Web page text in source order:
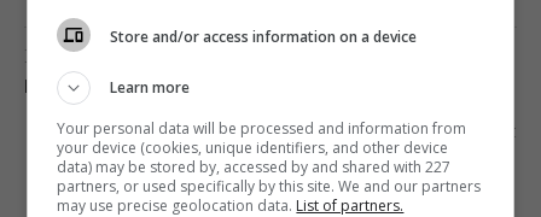
Попередня стаття
ПЕРЕЗАПУСК СЕРІАЛУ «НОВИНИ» МОЖЛИВИЙ
Наступна стаття
FACEBOOK ЗАБЛОКУВАВ АНГЛОМОВНІ
АКАУНТИ, ПОВ’ЯЗАНІ З RT
Store and/or access information on a device
Learn more
Your personal data will be processed and information from
your device (cookies, unique identifiers, and other device
data) may be stored by, accessed by and shared with 227
partners, or used specifically by this site. We and our partners
may use precise geolocation data. List of partners.